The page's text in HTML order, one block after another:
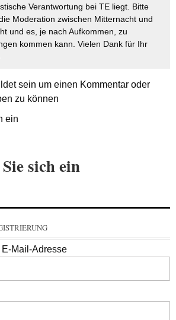
Verantwortung bei TE liegt. Bitte
Moderation zwischen Mitternacht und
und es, je nach Aufkommen, zu
kommen kann. Vielen Dank für Ihr
sein um einen Kommentar oder
zu können
ein
sich ein
Mail-Adresse